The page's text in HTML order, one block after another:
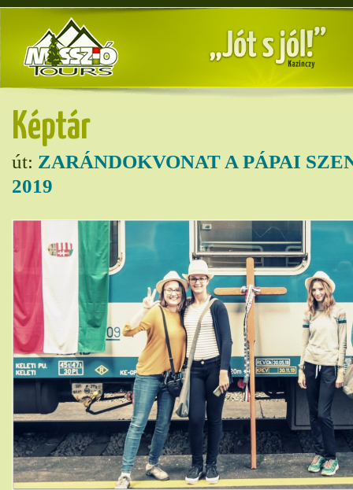
Képtár
út: ZARÁNDOKVONAT A PÁPAI
2019